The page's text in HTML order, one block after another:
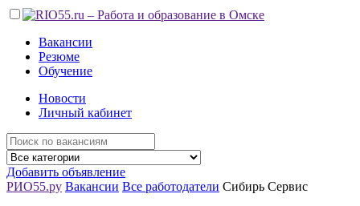
Вакансии
Резюме
Обучение
Новости
Личный кабинет
Добавить объявление
РИО55.ру Вакансии Все работодатели Сибирь Сервис